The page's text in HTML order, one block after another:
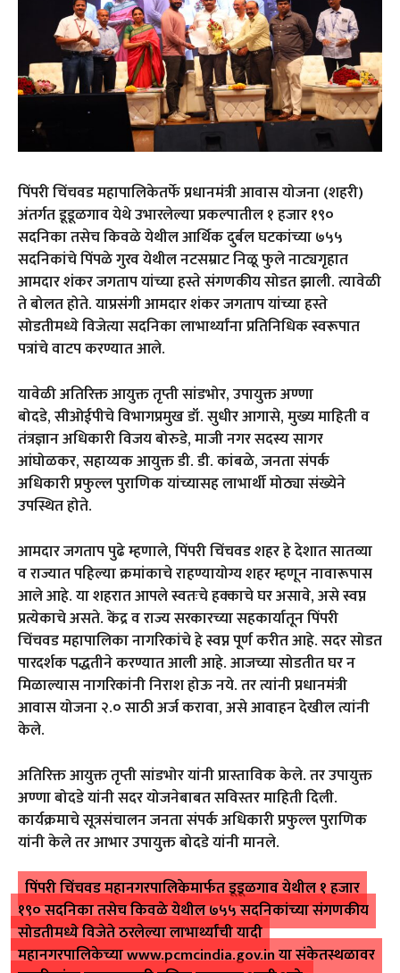
पिंपरी चिंचवड महापालिकेतर्फे प्रधानमंत्री आवास योजना (शहरी)
अंतर्गत डूडूळगाव येथे उभारलेल्या प्रकल्पातील १ हजार १९०
सदनिका तसेच किवळे येथील आर्थिक दुर्बल घटकांच्या ७५५
सदनिकांचे पिंपळे गुरव येथील नटसम्राट निळू फुले नाट्यगृहात
आमदार शंकर जगताप यांच्या हस्ते संगणकीय सोडत झाली. त्यावेळी
ते बोलत होते. याप्रसंगी आमदार शंकर जगताप यांच्या हस्ते
सोडतीमध्ये विजेत्या सदनिका लाभार्थ्यांना प्रतिनिधिक स्वरूपात
पत्रांचे वाटप करण्यात आले.
यावेळी अतिरिक्त आयुक्त तृप्ती सांडभोर, उपायुक्त अण्णा
बोदडे, सीओईपीचे विभागप्रमुख डॉ. सुधीर आगासे, मुख्य माहिती व
तंत्रज्ञान अधिकारी विजय बोरुडे, माजी नगर सदस्य सागर
आंघोळकर, सहाय्यक आयुक्त डी. डी. कांबळे, जनता संपर्क
अधिकारी प्रफुल्ल पुराणिक यांच्यासह लाभार्थी मोठ्या संख्येने
उपस्थित होते.
आमदार जगताप पुढे म्हणाले, पिंपरी चिंचवड शहर हे देशात सातव्या
व राज्यात पहिल्या क्रमांकाचे राहण्यायोग्य शहर म्हणून नावारूपास
आले आहे. या शहरात आपले स्वतःचे हक्काचे घर असावे, असे स्वप्न
प्रत्येकाचे असते. केंद्र व राज्य सरकारच्या सहकार्यातून पिंपरी
चिंचवड महापालिका नागरिकांचे हे स्वप्न पूर्ण करीत आहे. सदर सोडत
पारदर्शक पद्धतीने करण्यात आली आहे. आजच्या सोडतीत घर न
मिळाल्यास नागरिकांनी निराश होऊ नये. तर त्यांनी प्रधानमंत्री
आवास योजना २.० साठी अर्ज करावा, असे आवाहन देखील त्यांनी
केले.
अतिरिक्त आयुक्त तृप्ती सांडभोर यांनी प्रास्ताविक केले. तर उपायुक्त
अण्णा बोदडे यांनी सदर योजनेबाबत सविस्तर माहिती दिली.
कार्यक्रमाचे सूत्रसंचालन जनता संपर्क अधिकारी प्रफुल्ल पुराणिक
यांनी केले तर आभार उपायुक्त बोदडे यांनी मानले.
पिंपरी चिंचवड महानगरपालिकेमार्फत डूडूळगाव येथील १ हजार
१९० सदनिका तसेच किवळे येथील ७५५ सदनिकांच्या संगणकीय
सोडतीमध्ये विजेते ठरलेल्या लाभार्थ्यांची यादी
महानगरपालिकेच्याwww.pcmcindia.gov.inया संकेतस्थळावर